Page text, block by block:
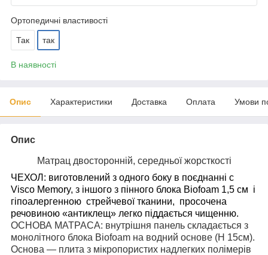
Ортопедичні властивості
Так так
В наявності
Опис Характеристики Доставка Оплата Умови
Опис
Матрац двосторонній, середньої жорсткості
ЧЕХОЛ: виготовлений з одного боку в поєднанні с
Visco Memory, з іншого з пінного блока Biofoam 1,5 см і
гіпоалергенною стрейчевої тканини, просочена
речовиною «антиклещ» легко піддається чищенню.
ОСНОВА МАТРАСА: внутрішня панель складається з
монолітного блока Biofoam на водний основе (H 15см).
Основа — плита з мікропористих надлегких полімерів